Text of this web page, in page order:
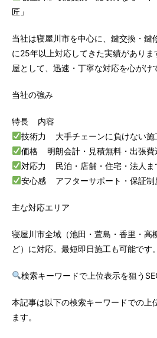
匠」
当社は寝屋川市を中心に、鍵交換・鍵
に25年以上対応してきた実績がありま
屋として、迅速・丁寧な対応を心がけ
当社の強み
特長 内容
技術力 大手チェーンに負けない施
価格 明朗会計・見積無料・出張費
対応力 民泊・店舗・住宅・法人ま
安心感 アフターサポート・保証制
主な対応エリア
寝屋川市全域（池田・萱島・香里・高
ど）に対応。最短即日施工も可能です。
検索キーワードで上位表示を狙う
本記事は以下の検索キーワードでの上
ます。